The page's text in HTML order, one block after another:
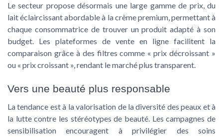
Le secteur propose désormais une large gamme de prix, du
lait éclaircissant abordable à la crème premium, permettant à
chaque consommatrice de trouver un produit adapté à son
budget. Les plateformes de vente en ligne facilitent la
comparaison grâce à des filtres comme « prix décroissant »
ou « prix croissant », rendant le marché plus transparent.
Vers une beauté plus responsable
La tendance est à la valorisation de la diversité des peaux et à
la lutte contre les stéréotypes de beauté. Les campagnes de
sensibilisation encouragent à privilégier des soins